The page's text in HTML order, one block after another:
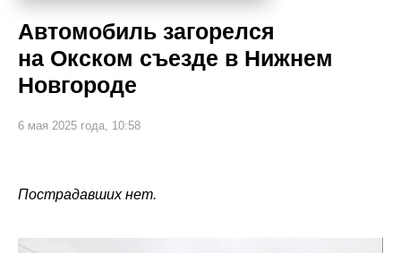
Автомобиль загорелся
на Окском съезде в Нижнем
Новгороде
6 мая 2025 года, 10:58
Пострадавших нет.